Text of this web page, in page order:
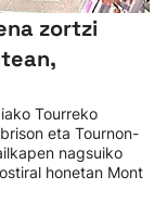
zortzi
Tourreko
eta Tournon-
nagsuiko
honetan Mont